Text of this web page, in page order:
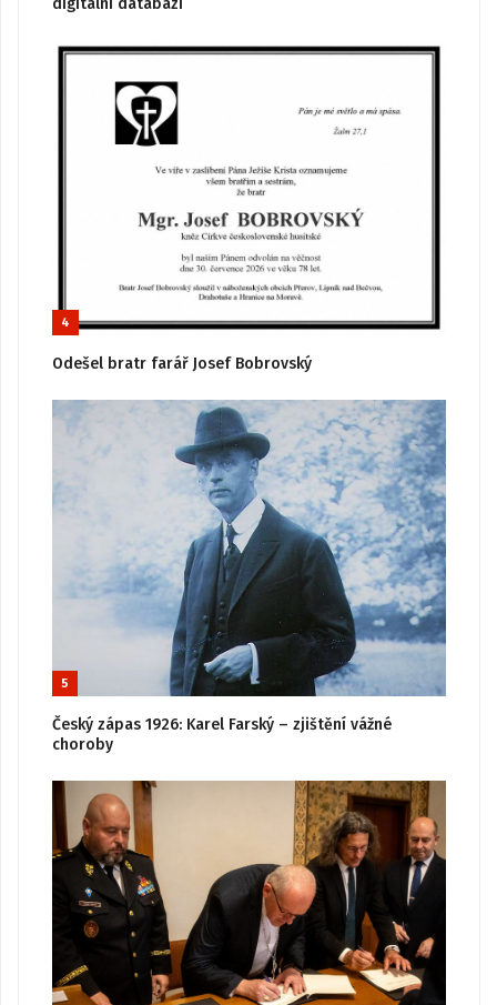
4
Odešel bratr farář Josef Bobrovský
5
Český zápas 1926: Karel Farský – zjištění vážné
choroby